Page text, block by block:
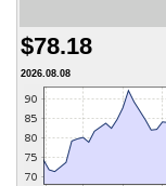
$78.18
2026.08.08